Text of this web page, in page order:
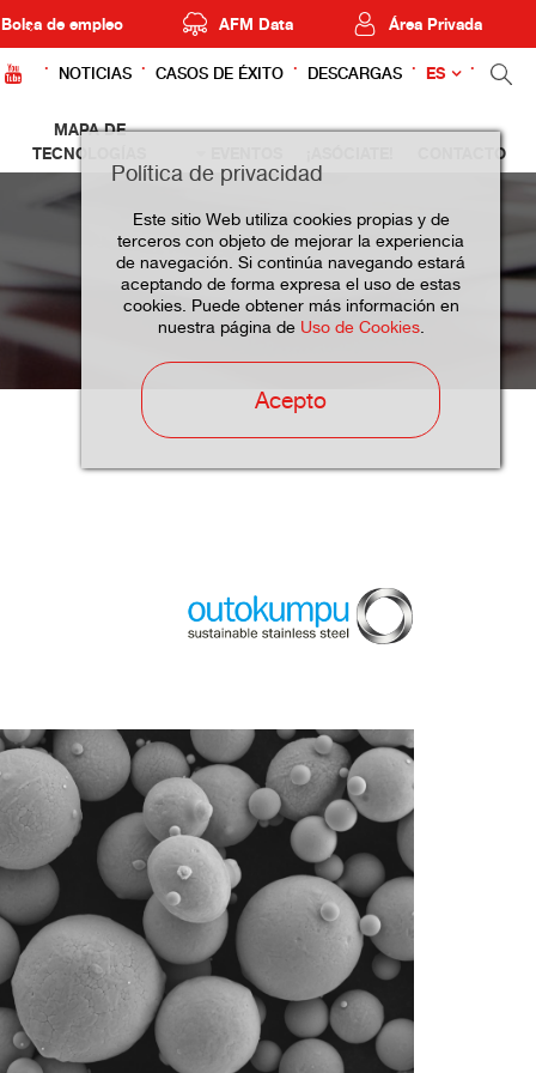
Bolsa de empleo AFM Data Área Privada
NOTICIAS CASOS DE ÉXITO DESCARGAS ES
MAPA DE
TECNOLOGÍAS
CONTACTO
Política de privacidad
Este sitio Web utiliza cookies propias y de
terceros con objeto de mejorar la experiencia
de navegación. Si continúa navegando estará
aceptando de forma expresa el uso de estas
cookies. Puede obtener más información en
nuestra página de Uso de Cookies.
Acepto